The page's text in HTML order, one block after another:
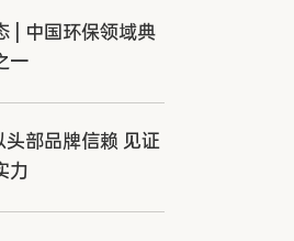
| 中国环保领域典
一
部品牌信赖 见证
力